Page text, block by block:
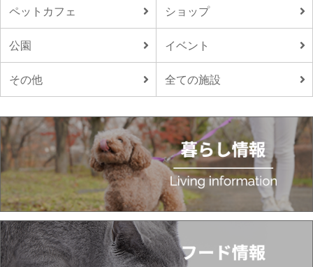
ペットカフェ ショップ
公園 イベント
その他 全ての施設